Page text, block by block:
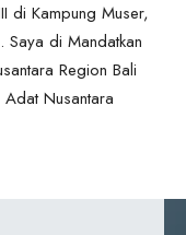
di Kampung Muser,
Saya di Mandatkan
Region Bali
Nusantara